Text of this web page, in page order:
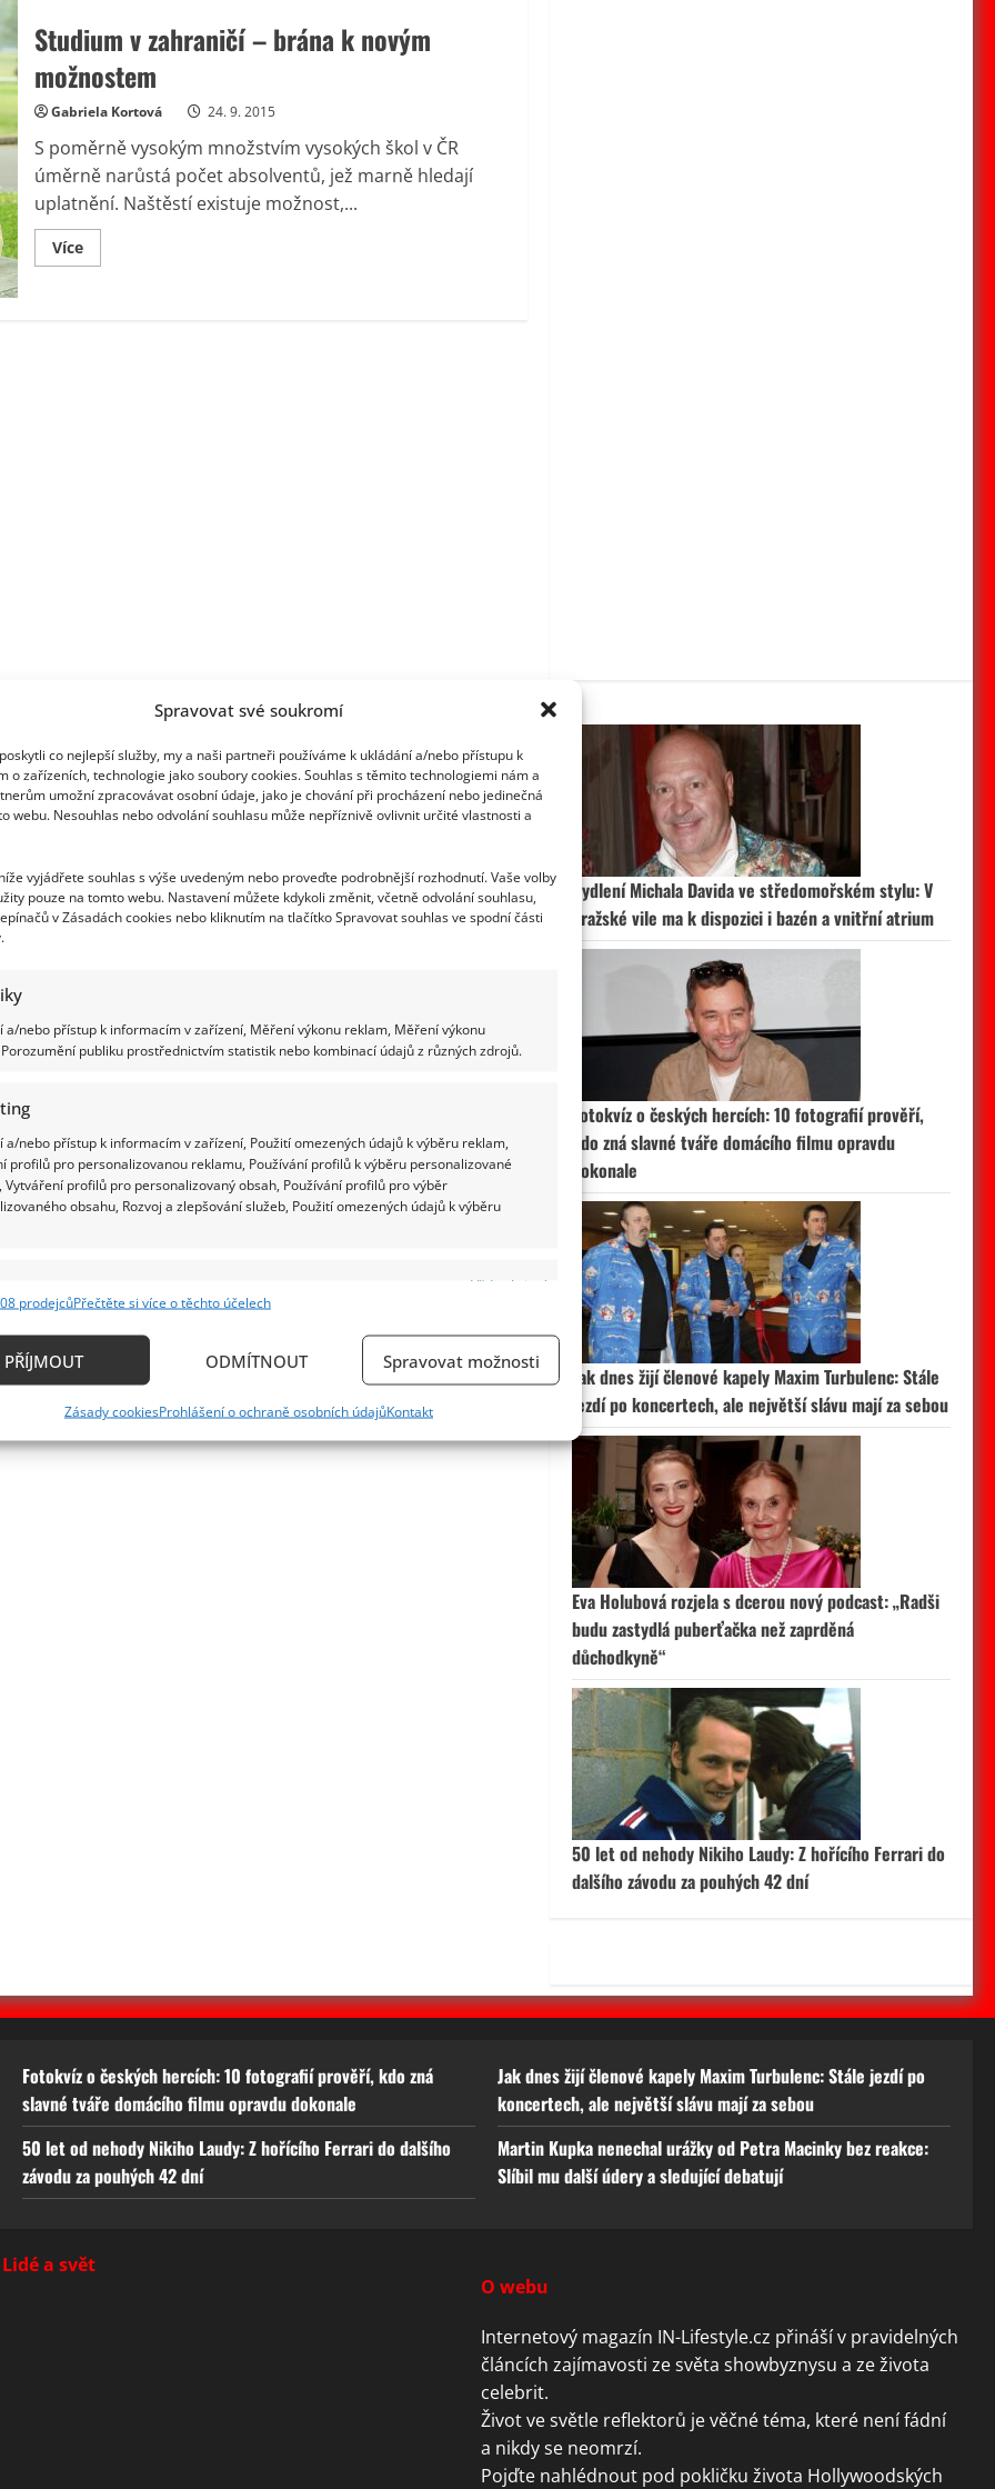
Spravovat své soukromí
co nejlepší služby, my a naši partneři používáme k ukládání a/nebo přístupu k
o zařízeních, technologie jako soubory cookies. Souhlas s těmito technologiemi nám a
umožní zpracovávat osobní údaje, jako je chování při procházení nebo jedinečná
webu. Nesouhlas nebo odvolání souhlasu může nepříznivě ovlivnit určité vlastnosti a
vyjádřete souhlas s výše uvedeným nebo proveďte podrobnější rozhodnutí. Vaše volby
pouze na tomto webu. Nastavení můžete kdykoli změnit, včetně odvolání souhlasu,
v Zásadách cookies nebo kliknutím na tlačítko Spravovat souhlas ve spodní části
a/nebo přístup k informacím v zařízení, Měření výkonu reklam, Měření výkonu
publiku prostřednictvím statistik nebo kombinací údajů z různých zdrojů.
a/nebo přístup k informacím v zařízení, Použití omezených údajů k výběru reklam,
profilů pro personalizovanou reklamu, Používání profilů k výběru personalizované
Vytváření profilů pro personalizovaný obsah, Používání profilů pro výběr
obsahu, Rozvoj a zlepšování služeb, Použití omezených údajů k výběru
Vždy aktivní
zařízení na základě automaticky přenášených informací.
aktivně požadovaných informací.
prodejcůPřečtěte si více o těchto účelech
PŘÍJMOUT ODMÍTNOUT Spravovat možnosti
Zásady cookiesProhlášení o ochraně osobních údajůKontakt
Studium v zahraničí – brána k novým
možnostem
Gabriela Kortová 24. 9. 2015
S poměrně vysokým množstvím vysokých škol v ČR
úměrně narůstá počet absolventů, jež marně hledají
uplatnění. Naštěstí existuje možnost,...
VíceRead
more
Bydlení Michala Davida ve středomořském stylu: V
pražské vile ma k dispozici i bazén a vnitřní atrium
Fotokvíz o českých hercích: 10 fotografií prověří,
kdo zná slavné tváře domácího filmu opravdu
dokonale
Jak dnes žijí členové kapely Maxim Turbulenc: Stále
jezdí po koncertech, ale největší slávu mají za sebou
Eva Holubová rozjela s dcerou nový podcast: „Radši
budu zastydlá puberťačka než zaprděná
důchodkyně“
50 let od nehody Nikiho Laudy: Z hořícího Ferrari do
dalšího závodu za pouhých 42 dní
Fotokvíz o českých hercích: 10 fotografií prověří, kdo zná
slavné tváře domácího filmu opravdu dokonale
Jak dnes žijí členové kapely Maxim Turbulenc: Stále jezdí po
koncertech, ale největší slávu mají za sebou
50 let od nehody Nikiho Laudy: Z hořícího Ferrari do dalšího
závodu za pouhých 42 dní
Martin Kupka nenechal urážky od Petra Macinky bez reakce:
Slíbil mu další údery a sledující debatují
Lidé a svět
O webu
Internetový magazín IN-Lifestyle.cz přináší v pravidelných
článcích zajímavosti ze světa showbyznysu a ze života
celebrit.
Život ve světle reflektorů je věčné téma, které není fádní
a nikdy se neomrzí.
Pojďte nahlédnout pod pokličku života Hollywoodských